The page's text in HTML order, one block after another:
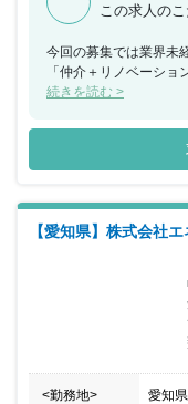
この求人の
今回の募集では業界未
「仲介＋リノベーショ
県浜松市）での立ち上
ルになりますのでご来
す。またチーム制を導
を目指すスタイルで常
続きを読む >
【愛知県】株式会社
<勤務地> 愛知県